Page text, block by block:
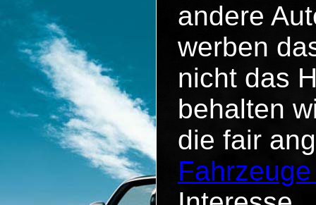
andere
werben
nicht das
behalten
die fair